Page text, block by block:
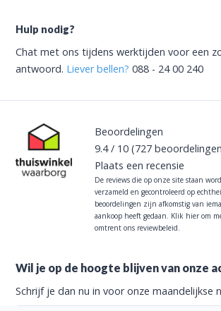
Hulp nodig?
Chat met ons tijdens werktijden voor een
antwoord. Liever bellen? 088 - 24 00 240
Beoordelingen
9.4/ 10 (727
Plaats een recensie
De reviews die op onze site staan
verzameld en gecontroleerd op
beoordelingen zijn afkomstig van
aankoop heeft gedaan. Klik hier om
omtrent ons reviewbeleid.
Wil je op de hoogte blijven van onze
Schrijf je dan nu in voor onze maandelijkse